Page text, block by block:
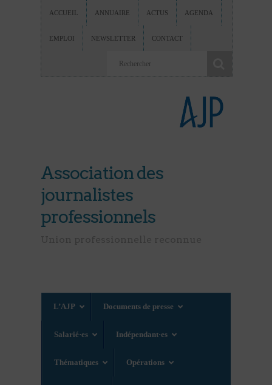
ACCUEIL ANNUAIRE ACTUS AGENDA
EMPLOI NEWSLETTER CONTACT
Association des
journalistes
professionnels
L’AJP Documents de presse
Salarié·es Indépendant·es
Thématiques Opérations